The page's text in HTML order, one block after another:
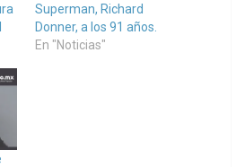
Superman, Richard
Donner, a los 91 años.
En "Noticias"